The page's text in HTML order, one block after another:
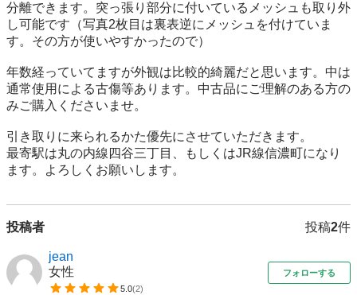
分離できます。突っ張り部分に付いているメッシュも取り外
し可能です（写真2枚目は裏表逆にメッシュを付けていま
す。その方が使いやすかったので）
年数経っていてますが外観は比較的綺麗だと思います。中は
通常使用による古傷等あります。中古品にご理解のある方の
みご購入くださいませ。
引き取りに来られるかた優先にさせていただきます。
最寄駅は丸の内線四谷三丁目、もしくはJR線信濃町になり
ます。よろしくお願いします。
投稿者 投稿2件
jean
女性
5.0(2)
フォローする